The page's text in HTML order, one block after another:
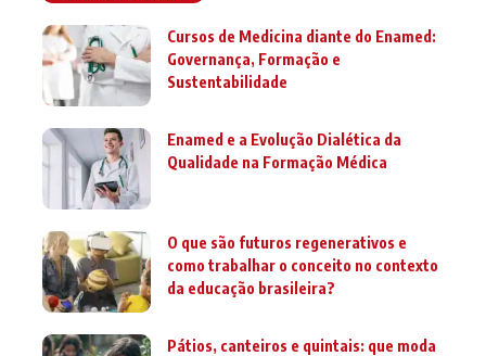
Cursos de Medicina diante do Enamed:
Governança, Formação e
Sustentabilidade
Enamed e a Evolução Dialética da
Qualidade na Formação Médica
O que são futuros regenerativos e
como trabalhar o conceito no contexto
da educação brasileira?
Pátios, canteiros e quintais: que moda